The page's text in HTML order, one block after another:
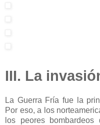
III. La
La Guerra Fría fue la
Por eso, a los
los peores